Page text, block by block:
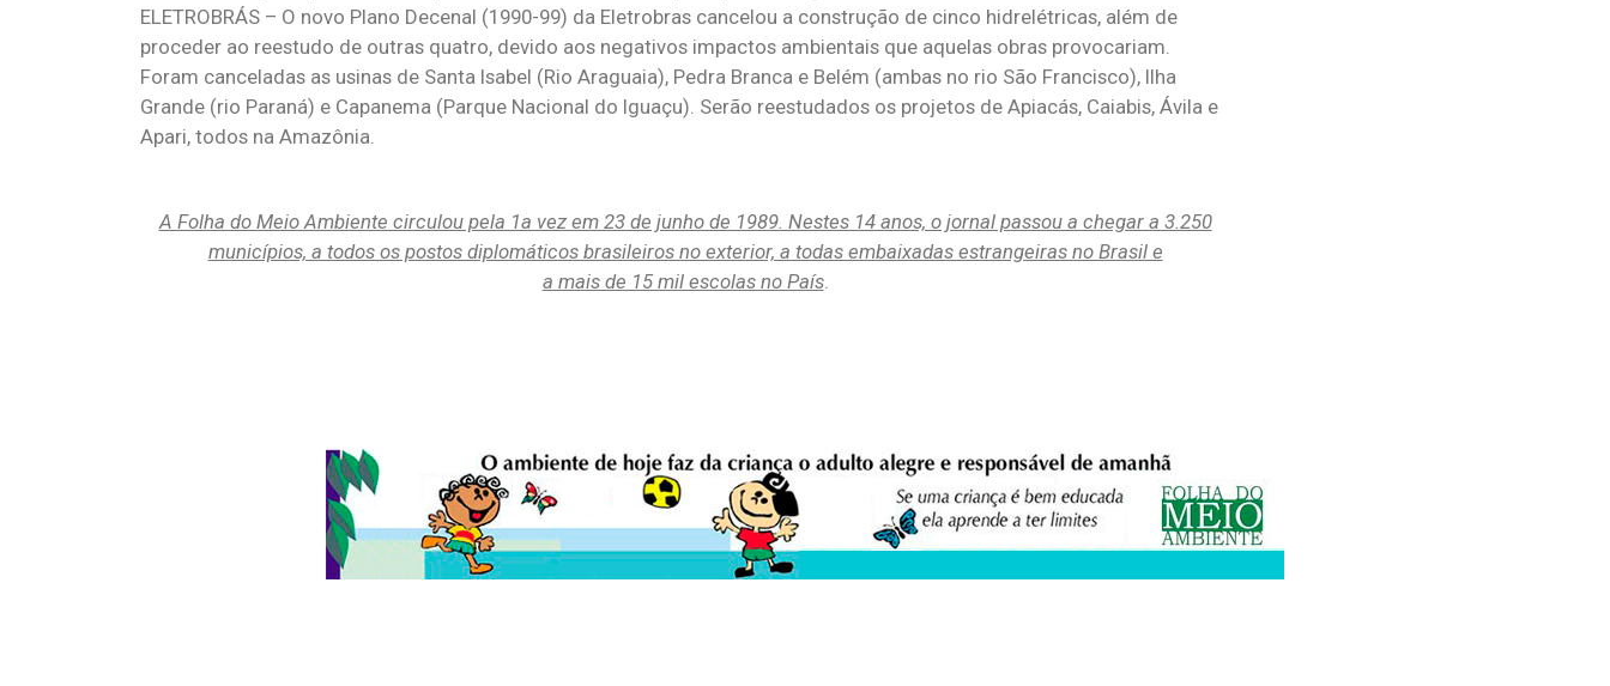
ELETROBRÁS – O novo Plano Decenal (1990-99) da Eletrobras cancelou a construção de cinco hidrelétricas, além de
proceder ao reestudo de outras quatro, devido aos negativos impactos ambientais que aquelas obras provocariam.
Foram canceladas as usinas de Santa Isabel (Rio Araguaia), Pedra Branca e Belém (ambas no rio São Francisco), Ilha
Grande (rio Paraná) e Capanema (Parque Nacional do Iguaçu). Serão reestudados os projetos de Apiacás, Caiabis, Ávila e
Apari, todos na Amazônia.
A Folha do Meio Ambiente circulou pela 1a vez em 23 de junho de 1989. Nestes 14 anos, o jornal passou a chegar a 3.250
municípios, a todos os postos diplomáticos brasileiros no exterior, a todas embaixadas estrangeiras no Brasil e
a mais de 15 mil escolas no País.